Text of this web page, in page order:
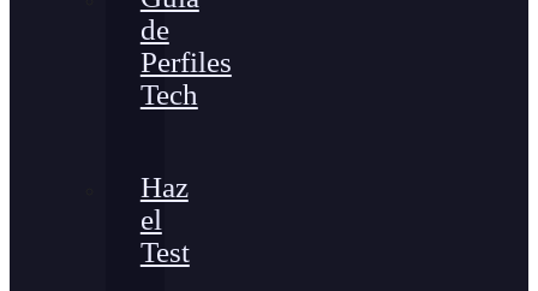
de
Perfiles
Tech
Haz
el
Test